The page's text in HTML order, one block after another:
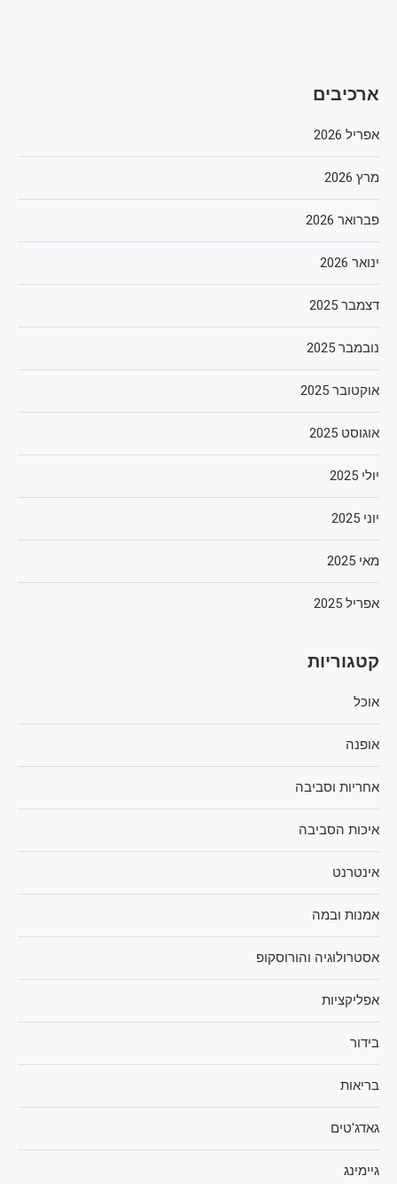
ארכיבים
אפריל 2026
מרץ 2026
פברואר 2026
ינואר 2026
דצמבר 2025
נובמבר 2025
אוקטובר 2025
אוגוסט 2025
יולי 2025
יוני 2025
מאי 2025
אפריל 2025
קטגוריות
אוכל
אופנה
אחריות וסביבה
איכות הסביבה
אינטרנט
אמנות ובמה
אסטרולוגיה והורוסקופ
אפליקציות
בידור
בריאות
גאדג'טים
גיימינג